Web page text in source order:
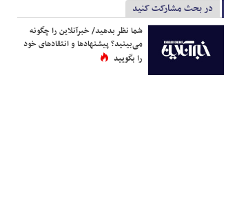
در بحث مشارکت کنید
شما نظر بدهید/ خبرآنلاین را چگونه
می‌بینید؟ پیشنهادها و انتقادهای خود
را بگویید